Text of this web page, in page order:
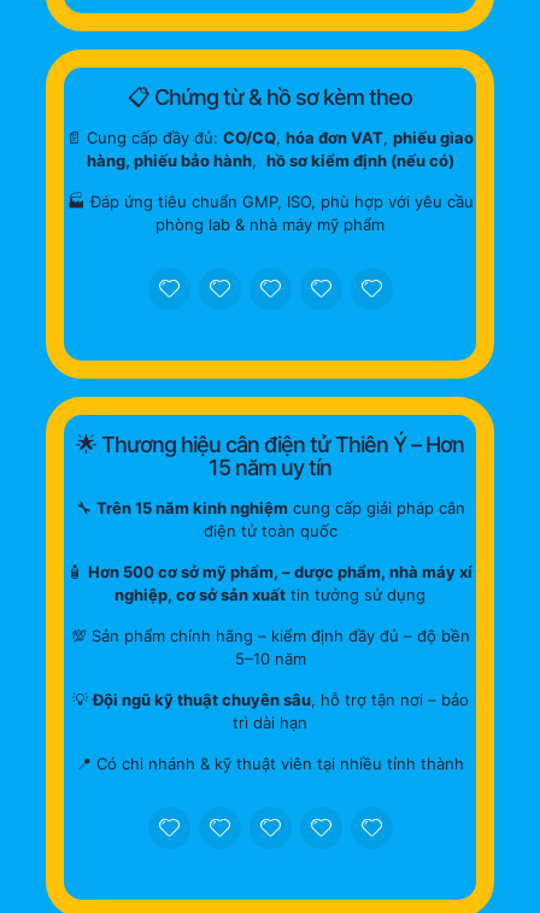
📋 Chứng từ & hồ sơ kèm theo
📄 Cung cấp đầy đủ: CO/CQ, hóa đơn VAT, phiếu giao
hàng, phiếu bảo hành, hồ sơ kiểm định (nếu có)
🏭 Đáp ứng tiêu chuẩn GMP, ISO, phù hợp với yêu cầu
phòng lab & nhà máy mỹ phẩm
🌟 Thương hiệu cân điện tử Thiên Ý – Hơn
15 năm uy tín
🔧 Trên 15 năm kinh nghiệm cung cấp giải pháp cân
điện tử toàn quốc
🧴 Hơn 500 cơ sở mỹ phẩm, – dược phẩm, nhà máy xí
nghiệp, cơ sở sản xuất tin tưởng sử dụng
💯 Sản phẩm chính hãng – kiểm định đầy đủ – độ bền
5–10 năm
💡Đội ngũ kỹ thuật chuyên sâu, hỗ trợ tận nơi – bảo
trì dài hạn
📍 Có chi nhánh & kỹ thuật viên tại nhiều tỉnh thành